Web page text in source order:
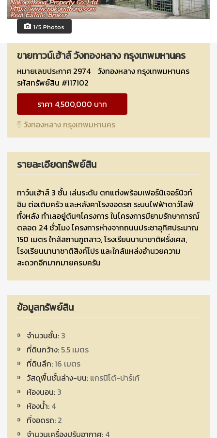
1/5 Photos
ขายทาวน์เฮ้าส์ วังทองหลาง กรุงเทพมหานคร
หมายเลขประกาศ 2974
วังทองหลาง กรุงเทพมหานคร
รหัสทรัพย์สิน #117102
ราคา 4,500,000 บาท
วังทองหลาง กรุงเทพมหานคร
รายละเอียดทรัพย์สิน
ทาว์นเฮ้าส์ 3 ชั้น เล่นระดับ ตกแต่งพร้อมเฟอร์นิเจอร์บิวท์
อิน ต่อเติมครัว และหลังคาโรงจอดรถ ระบบไฟฟ้าดาว์ไลฟ์
ทั้งหลัง ทำเลอยู่ต้นๆโครงการ ในโครงการมียามรักษาการณ์
ตลอด 24 ชั่วโมง โครงการห่างจากถนนประชาอุทิศประมาณ
150 เมตร ใกล้สถานฑูตลาว, โรงเรียนนานาชาติฝรั่งเศส,
โรงเรียนนานาชาติสิงค์โปร และใกล้แหล่งอำนวยความ
สะดวกอีกมากมายครบครัน
ข้อมูลทรัพย์สิน
จำนวนชั้น: 3
ที่ดินกว้าง: 5.5 เมตร
ที่ดินลึก:16 เมตร
วัสดุพื้นชั้นล่าง-บน: แกรนิโต้-ปาร์เก้
ห้องนอน: 3
ห้องน้ำ: 4
ที่จอดรถ: 2
จำนวนเครื่องปรับอากาศ: 4